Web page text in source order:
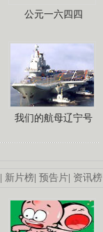
公元一六四四
我们的航母辽宁号
| 新片榜| 预告片| 资讯榜